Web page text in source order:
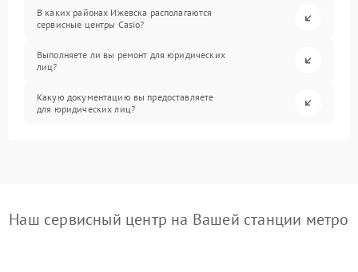
В каких районах Ижевска располагаются
сервисные центры Casio?
Выполняете ли вы ремонт для юридических
лиц?
Какую документацию вы предоставляете
для юридических лиц?
Наш сервисный центр на Вашей станции метро